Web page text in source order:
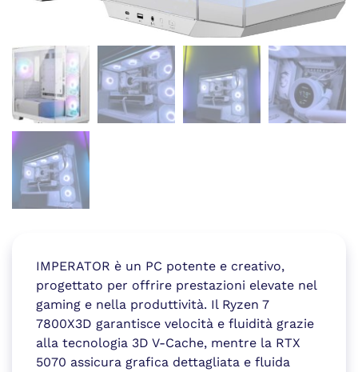
IMPERATOR è un PC potente e creativo,
progettato per offrire prestazioni elevate nel
gaming e nella produttività. Il Ryzen 7
7800X3D garantisce velocità e fluidità grazie
alla tecnologia 3D V-Cache, mentre la RTX
5070 assicura grafica dettagliata e fluida